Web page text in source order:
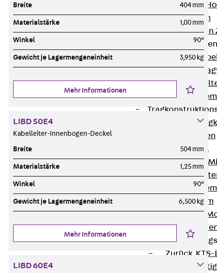
Hohlleiter-/
Kabelwannen
Kabelschellen
Zurück
KTW
KBH
Wandkonsolen
Deckenbügel
Zentral- und
W-Profil-
U-Stiel-System
I-Stiel-System
PUK-STRUT-
C-Profil-
KTS-
Zurück
Breite 404 mm
Materialstärke 1,00 mm
Winkel 90°
Gewicht je Lagermengeneinheit 3,950 kg
Mehr Informationen
LIBD 50E4
Kabelleiter-Innenbogen-Deckel
Breite 504 mm
Materialstärke 1,25 mm
Winkel 90°
Gewicht je Lagermengeneinheit 6,500 kg
Mehr Informationen
LIBD 60E4